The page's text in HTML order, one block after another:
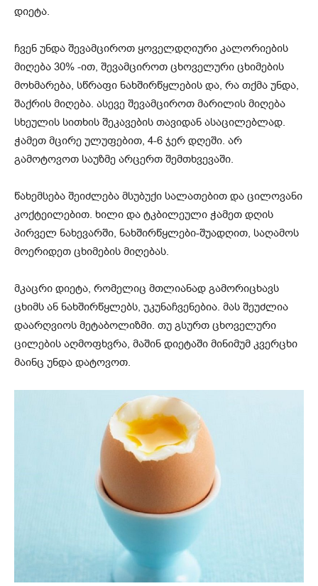
დიეტა.
ჩვენ უნდა შევამციროთ ყოველდღიური კალორიების
მიღება 30% -ით, შევამციროთ ცხოველური ცხიმების
მოხმარება, სწრაფი ნახშირწყლების და, რა თქმა უნდა,
შაქრის მიღება. ასევე შევამციროთ მარილის მიღება
სხეულის სითხის შეკავების თავიდან ასაცილებლად.
ჭამეთ მცირე ულუფებით, 4-6 ჯერ დღეში. არ
გამოტოვოთ საუზმე არცერთ შემთხვევაში.
წახემსება შეიძლება მსუბუქი სალათებით და ცილოვანი
კოქტეილებით. ხილი და ტკბილეული ჭამეთ დღის
პირველ ნახევარში, ნახშირწყლები-შუადღით, საღამოს
მოერიდეთ ცხიმების მიღებას.
მკაცრი დიეტა, რომელიც მთლიანად გამორიცხავს
ცხიმს ან ნახშირწყლებს, უკუნაჩვენებია. მას შეუძლია
დაარღვიოს მეტაბოლიზმი. თუ გსურთ ცხოველური
ცილების აღმოფხვრა, მაშინ დიეტაში მინიმუმ კვერცხი
მაინც უნდა დატოვოთ.